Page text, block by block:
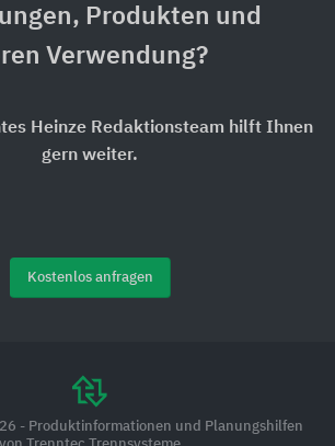
Produkten und
Verwendung?
Heinze Redaktionsteam hilft Ihnen
gern weiter.
Kostenlos anfragen
- Produktinformationen und Planungshilfen